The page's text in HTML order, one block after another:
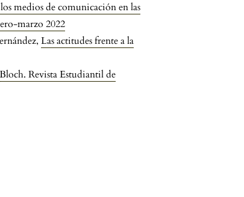
medios de comunicación en las
marzo 2022
Las actitudes frente a la
Bloch. Revista Estudiantil de